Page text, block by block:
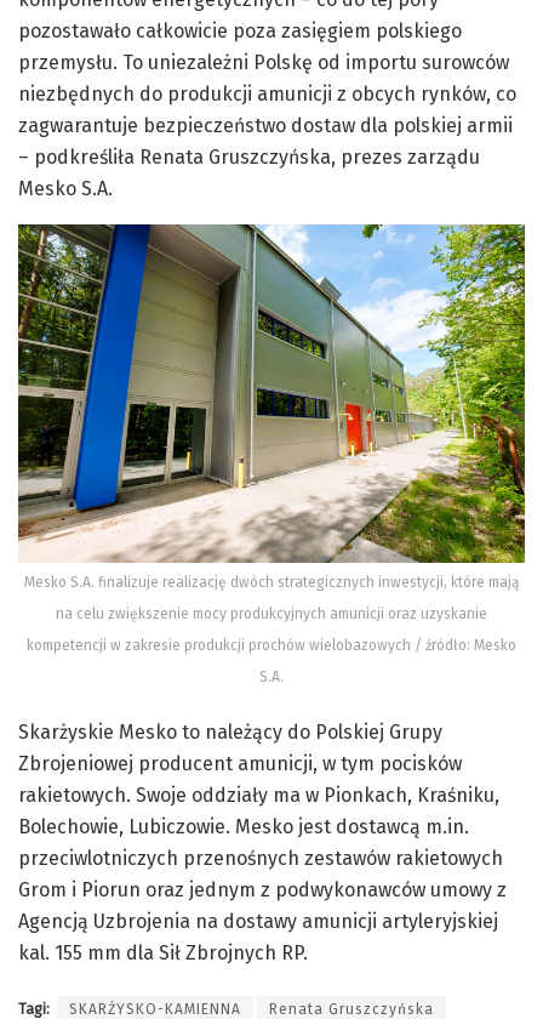
pozostawało całkowicie poza zasięgiem polskiego
przemysłu. To uniezależni Polskę od importu surowców
niezbędnych do produkcji amunicji z obcych rynków, co
zagwarantuje bezpieczeństwo dostaw dla polskiej armii
– podkreśliła Renata Gruszczyńska, prezes zarządu
Mesko S.A.
Mesko S.A. finalizuje realizację dwóch strategicznych inwestycji, które mają
na celu zwiększenie mocy produkcyjnych amunicji oraz uzyskanie
kompetencji w zakresie produkcji prochów wielobazowych / źródło: Mesko
S.A.
Skarżyskie Mesko to należący do Polskiej Grupy
Zbrojeniowej producent amunicji, w tym pocisków
rakietowych. Swoje oddziały ma w Pionkach, Kraśniku,
Bolechowie, Lubiczowie. Mesko jest dostawcą m.in.
przeciwlotniczych przenośnych zestawów rakietowych
Grom i Piorun oraz jednym z podwykonawców umowy z
Agencją Uzbrojenia na dostawy amunicji artyleryjskiej
kal. 155 mm dla Sił Zbrojnych RP.
Tagi: SKARŻYSKO-KAMIENNA Renata Gruszczyńska